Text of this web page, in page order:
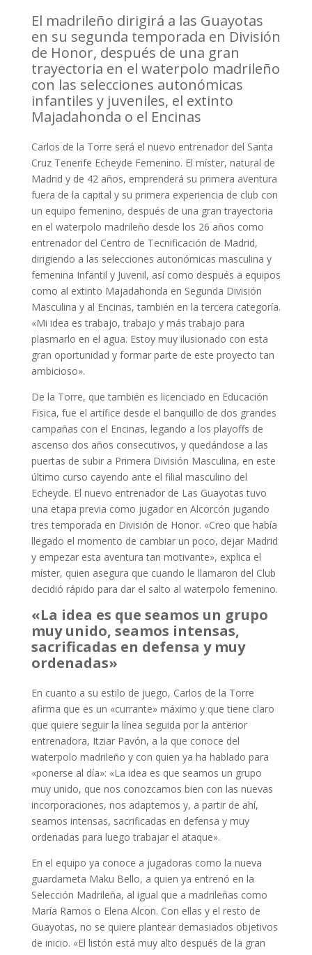
El madrileño dirigirá a las Guayotas
en su segunda temporada en División
de Honor, después de una gran
trayectoria en el waterpolo madrileño
con las selecciones autonómicas
infantiles y juveniles, el extinto
Majadahonda o el Encinas
Carlos de la Torre será el nuevo entrenador del Santa
Cruz Tenerife Echeyde Femenino. El míster, natural de
Madrid y de 42 años, emprenderá su primera aventura
fuera de la capital y su primera experiencia de club con
un equipo femenino, después de una gran trayectoria
en el waterpolo madrileño desde los 26 años como
entrenador del Centro de Tecnificación de Madrid,
dirigiendo a las selecciones autonómicas masculina y
femenina Infantil y Juvenil, así como después a equipos
como al extinto Majadahonda en Segunda División
Masculina y al Encinas, también en la tercera categoría.
«Mi idea es trabajo, trabajo y más trabajo para
plasmarlo en el agua. Estoy muy ilusionado con esta
gran oportunidad y formar parte de este proyecto tan
ambicioso».
De la Torre, que también es licenciado en Educación
Fisica, fue el artífice desde el banquillo de dos grandes
campañas con el Encinas, legando a los playoffs de
ascenso dos años consecutivos, y quedándose a las
puertas de subir a Primera División Masculina, en este
último curso cayendo ante el filial masculino del
Echeyde. El nuevo entrenador de Las Guayotas tuvo
una etapa previa como jugador en Alcorcón jugando
tres temporada en División de Honor. «Creo que había
llegado el momento de cambiar un poco, dejar Madrid
y empezar esta aventura tan motivante», explica el
míster, quien asegura que cuando le llamaron del Club
decidió rápido para dar el salto al waterpolo femenino.
«La idea es que seamos un grupo
muy unido, seamos intensas,
sacrificadas en defensa y muy
ordenadas»
En cuanto a su estilo de juego, Carlos de la Torre
afirma que es un «currante» máximo y que tiene claro
que quiere seguir la línea seguida por la anterior
entrenadora, Itziar Pavón, a la que conoce del
waterpolo madrileño y con quien ya ha hablado para
«ponerse al día»: «La idea es que seamos un grupo
muy unido, que nos conozcamos bien con las nuevas
incorporaciones, nos adaptemos y, a partir de ahí,
seamos intensas, sacrificadas en defensa y muy
ordenadas para luego trabajar el ataque».
En el equipo ya conoce a jugadoras como la nueva
guardameta Maku Bello, a quien ya entrenó en la
Selección Madrileña, al igual que a madrileñas como
María Ramos o Elena Alcon. Con ellas y el resto de
Guayotas, no se quiere plantear demasiados objetivos
de inicio. «El listón está muy alto después de la gran